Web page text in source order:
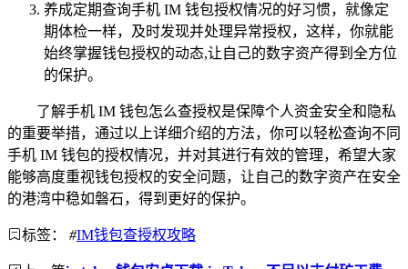
养成定期查询手机 IM 钱包授权情况的好习惯，就像定
期体检一样，及时发现并处理异常授权，这样，你就能
始终掌握钱包授权的动态,让自己的数字资产得到全方位
的保护。
了解手机 IM 钱包怎么查授权是保障个人资金安全和隐私
的重要举措，通过以上详细介绍的方法，你可以轻松查询不同
手机 IM 钱包的授权情况，并对其进行有效的管理，希望大家
能够高度重视钱包授权的安全问题，让自己的数字资产在安全
的港湾中稳如磐石，得到更好的保护。
标签： #IM钱包查授权攻略